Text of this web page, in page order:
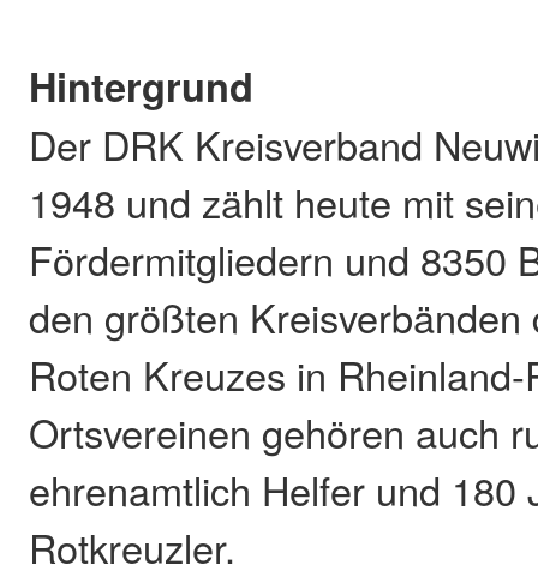
Hintergrund
Der DRK Kreisverband
1948 und zählt heute mit
Fördermitgliedern und 8350
den größten Kreisverbänden
Roten Kreuzes in
Ortsvereinen gehören auch
ehrenamtlich Helfer und 180
Rotkreuzler.